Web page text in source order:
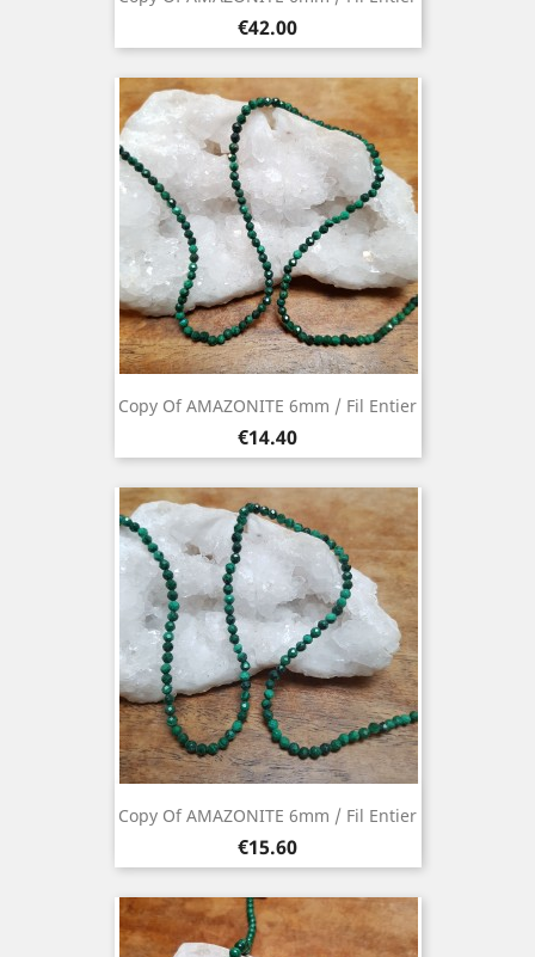
Price
€42.00
Copy Of AMAZONITE 6mm / Fil Entier
Price
€14.40
Copy Of AMAZONITE 6mm / Fil Entier
Price
€15.60